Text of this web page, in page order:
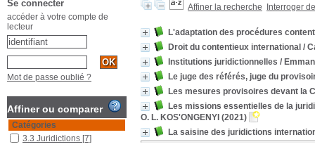
Affiner la recherche Interroger
L'adaptation des procédures
Droit du contentieux international /
Institutions juridictionnelles /
Le juge des référés, juge du
Les mesures provisoires devant la
Les missions essentielles de la
O. L. KOS'ONGENYI (2021)
La saisine des juridictions
Se connecter
accéder à votre compte de
lecteur
Mot de passe oublié ?
Affiner ou comparer
Catégories
3.3 Juridictions [7]